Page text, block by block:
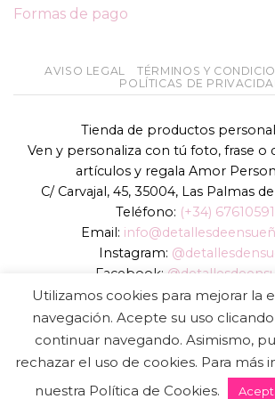
Formas de pago
AVISO LEGAL
TÉRMINOS Y
POLÍTICAS DE
Tienda de productos
Ven y personaliza con tú foto, frase o
artículos y regala Amor
C/ Carvajal, 45, 35004, Las Palmas
Teléfono: (+34)
Email:
Instagram:
Facebook:
TikTok:
Página web:
Copyright 2026 ©
Utilizamos cookies para mejorar la
navegación. Acepte su uso
continuar navegando. Asimismo,
rechazar el uso de cookies. Para más
nuestra Política de Cookies.